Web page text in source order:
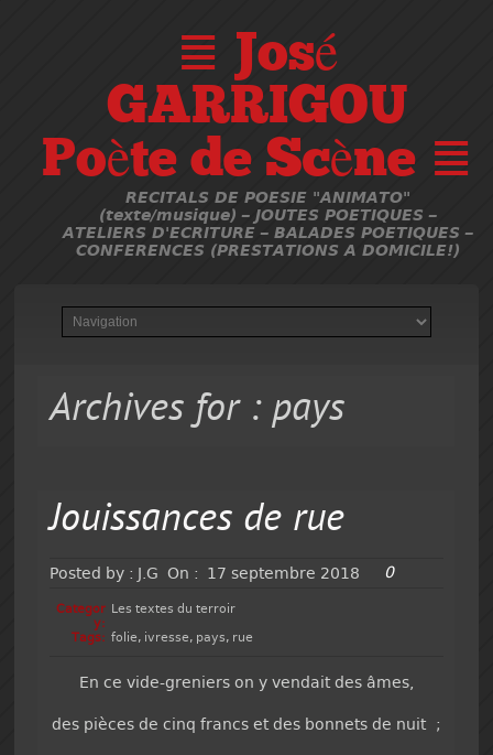
≣ José
GARRIGOU
Poète de Scène ≣
RECITALS DE POESIE "ANIMATO"
(texte/musique) – JOUTES POETIQUES –
ATELIERS D'ECRITURE – BALADES POETIQUES –
CONFERENCES (PRESTATIONS A DOMICILE!)
Archives for : pays
Jouissances de rue
Posted by : J.G On : 17 septembre 2018 0
Categor
y:
Les textes du terroir
Tags: folie, ivresse, pays, rue
En ce vide-greniers on y vendait des âmes,
des pièces de cinq francs et des bonnets de nuit ;